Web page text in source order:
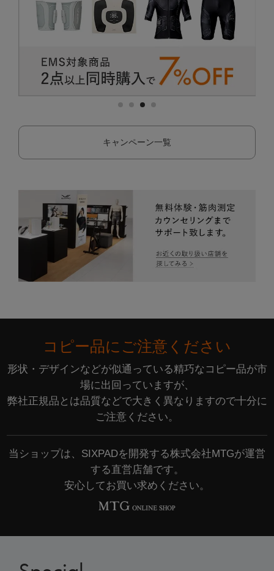
キャンペーン一覧
コピー品にご注意ください
形状・デザインなどが似通っている精巧なコピー品が市
場に出回っていますが、
弊社正規品とは品質などで大きく異なりますので十分に
ご注意ください。
当ショップは、SIXPADを開発する株式会社MTGが運営
する直営店舗です。
安心してお買い求めください。